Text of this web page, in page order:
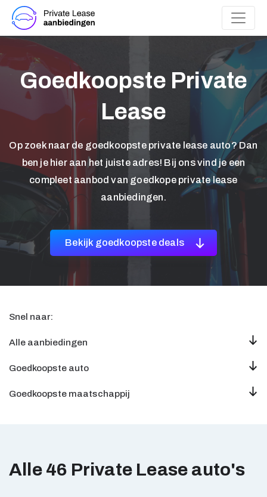
Goedkoopste Private
Lease
Op zoek naar de goedkoopste private lease auto? Dan
ben je hier aan het juiste adres! Bij ons vind je een
compleet aanbod van goedkope private lease
aanbiedingen.
Bekijk goedkoopste deals
Snel naar:
Alle aanbiedingen
Goedkoopste auto
Goedkoopste maatschappij
Alle 46 Private Lease auto's